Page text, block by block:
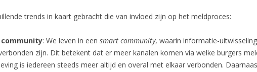
trends in kaart gebracht die van invloed zijn op het meldproces:
: We leven in een smart community, waarin informatie-
zijn. Dit betekent dat er meer kanalen komen via welke burgers
is iedereen steeds meer altijd en overal met elkaar verbonden.